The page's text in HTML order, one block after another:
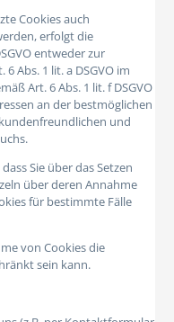
Cookies auch
erfolgt die
entweder zur
Abs. 1 lit. a DSGVO im
Art. 6 Abs. 1 lit. f DSGVO
an der bestmöglichen
und
Sie über das Setzen
über deren Annahme
für bestimmte Fälle
von Cookies die
sein kann.